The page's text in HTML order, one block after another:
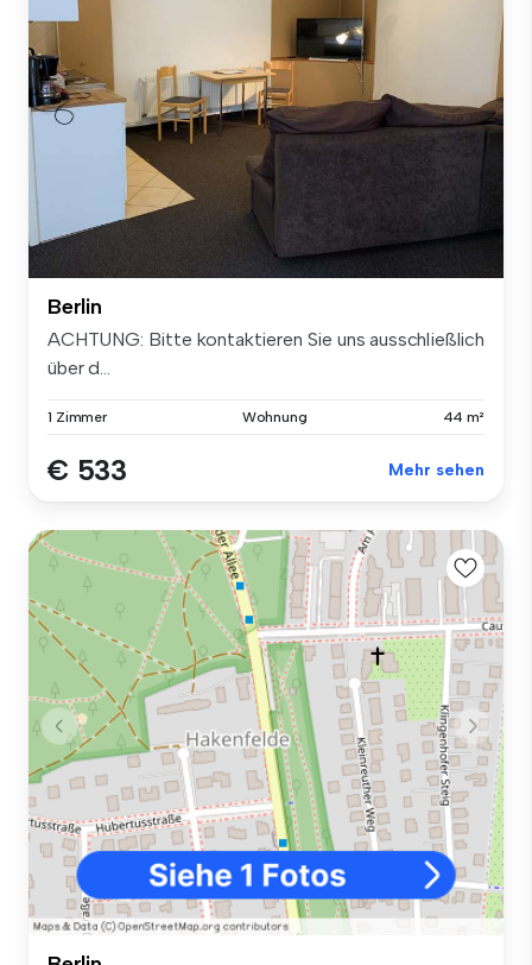
Berlin
ACHTUNG: Bitte kontaktieren Sie uns ausschließlich
über d...
1 Zimmer Wohnung 44 m²
€ 533 Mehr sehen